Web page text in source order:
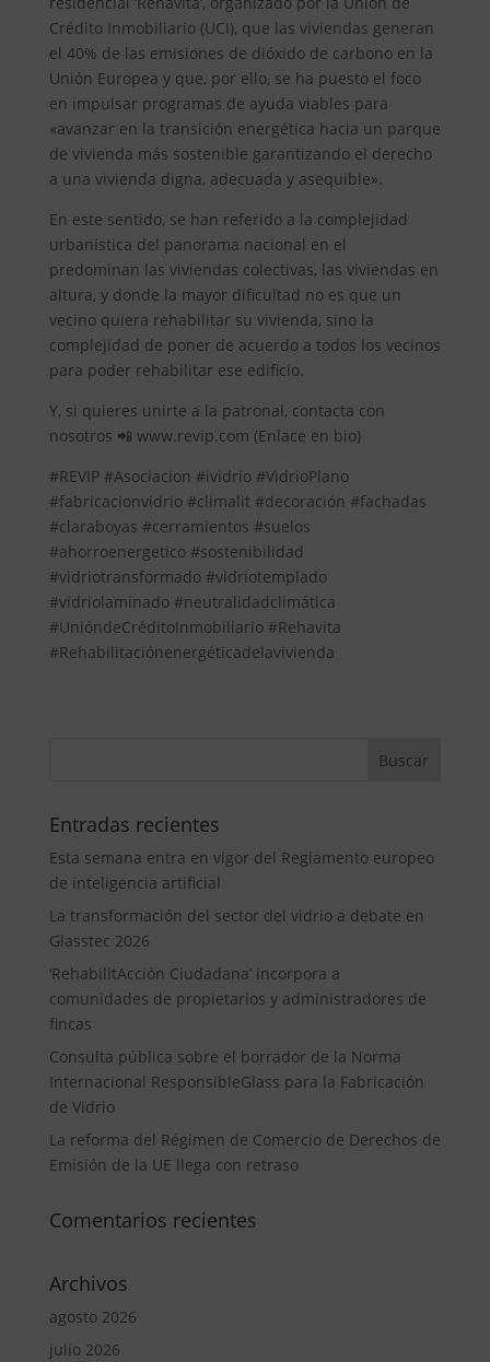
Crédito Inmobiliario (UCI), que las viviendas generan
el 40% de las emisiones de dióxido de carbono en la
Unión Europea y que, por ello, se ha puesto el foco
en impulsar programas de ayuda viables para
«avanzar en la transición energética hacia un parque
de vivienda más sostenible garantizando el derecho
a una vivienda digna, adecuada y asequible».
En este sentido, se han referido a la complejidad
urbanística del panorama nacional en el
predominan las viviendas colectivas, las viviendas en
altura, y donde la mayor dificultad no es que un
vecino quiera rehabilitar su vivienda, sino la
complejidad de poner de acuerdo a todos los vecinos
para poder rehabilitar ese edificio.
Y, si quieres unirte a la patronal, contacta con
nosotros 📲 www.revip.com (Enlace en bio)
#REVIP #Asociacion #ividrio #VidrioPlano
#fabricacionvidrio #climalit #decoración #fachadas
#claraboyas #cerramientos #suelos
#ahorroenergetico #sostenibilidad
#vidriotransformado #vidriotemplado
#vidriolaminado #neutralidadclimática
#UnióndeCréditoInmobiliario #Rehavita
#Rehabilitaciónenergéticadelavivienda
Entradas recientes
Esta semana entra en vigor del Reglamento europeo
de inteligencia artificial
La transformación del sector del vidrio a debate en
Glasstec 2026
‘RehabilitAcción Ciudadana’ incorpora a
comunidades de propietarios y administradores de
fincas
Consulta pública sobre el borrador de la Norma
Internacional ResponsibleGlass para la Fabricación
de Vidrio
La reforma del Régimen de Comercio de Derechos de
Emisión de la UE llega con retraso
Comentarios recientes
Archivos
agosto 2026
julio 2026